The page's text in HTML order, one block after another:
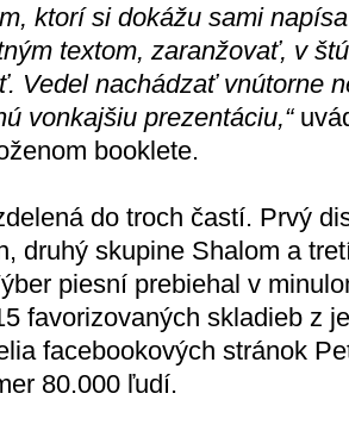
ktorí si dokážu sami
textom, zaranžovať, v
Vedel nachádzať vnútorne
vonkajšiu prezentáciu,“
booklete.
do troch častí. Prvý
druhý skupine Shalom a
piesní prebiehal v
favorizovaných skladieb z
facebookových stránok
80.000 ľudí.